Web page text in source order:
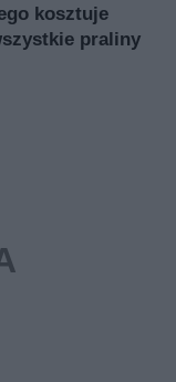
kosztuje
praliny